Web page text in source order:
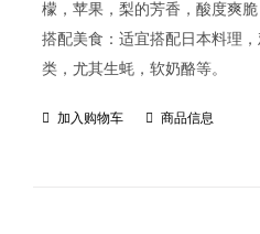
檬，苹果，梨的芳香，酸度爽
搭配美食：适宜搭配日本料理
类，尤其生蚝，软奶酪等。
加入购物车 商品信息